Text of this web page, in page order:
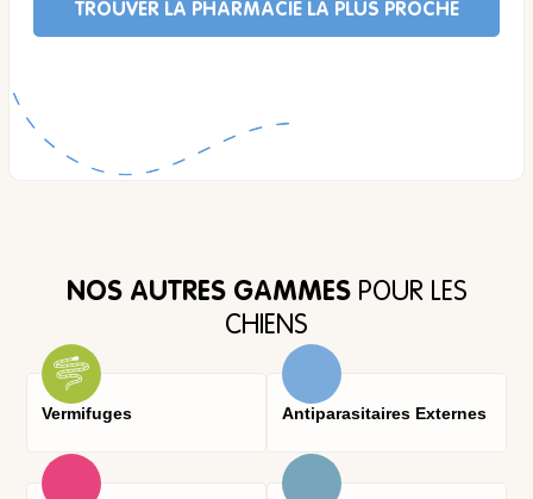
TROUVER LA PHARMACIE LA PLUS PROCHE
NOS AUTRES GAMMESPOUR LES
CHIENS
Vermifuges Antiparasitaires Externes